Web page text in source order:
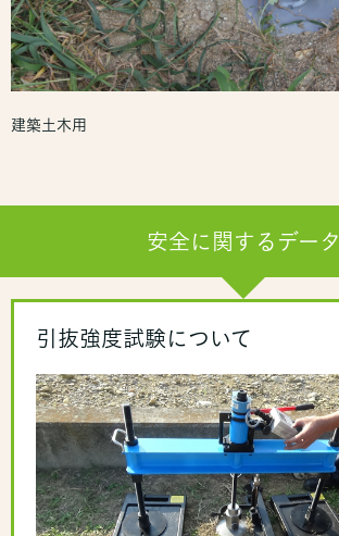
建築土木用
安全に関するデータ
引抜強度試験について